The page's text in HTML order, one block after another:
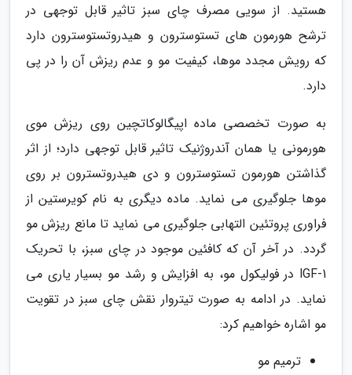
هستید. از سویی مصرف چای سبز تاثیر قابل توجهی در
ترشح هورمون های تستوسترون و هیدروتستوسترون دارد
که رویش مجدد موها، کیفیت مو و عدم ریزش آن را در پی
دارد.
به صورت تخصصی ماده اپیگالوکاتچین روی ریزش موی
هورمونی یا همان آندروژنیک تاثیر قابل توجهی دارد؛ از اثر
گذاشتن هورمون تستوسترون و دی هیدروتسترون بر روی
موها جلوگیری می نماید. ماده دیگری به نام کویرستین از
فراوری پروتئین التهابی جلوگیری می نماید تا مانع ریزش مو
گردد. در آخر آن که کافئین موجود در چای سبز، با تحریک
lGF-1 در فولیکول مو، به افزایش و رشد مو بسیار یاری می
نماید. در ادامه به صورت تیتروار نقش چای سبز در تقویت
مو اشاره خواهیم کرد:
ترمیم مو